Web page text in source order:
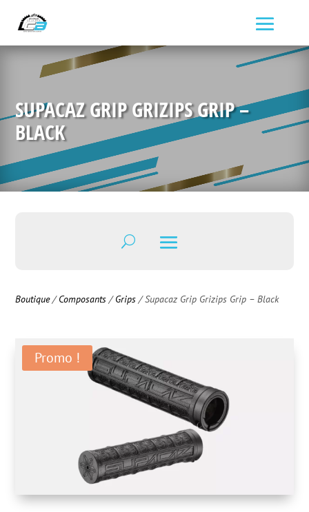
SUPACAZ GRIP GRIZIPS GRIP –
BLACK
Boutique/Composants /Grips / Supacaz Grip Grizips Grip – Black
Promo !